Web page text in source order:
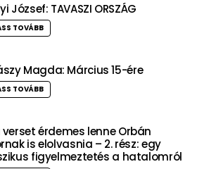
József: TAVASZI ORSZÁG
TOVÁBB
Magda: Március 15-ére
TOVÁBB
verset érdemes lenne Orbán
is elolvasnia – 2. rész: egy
figyelmeztetés a hatalomról